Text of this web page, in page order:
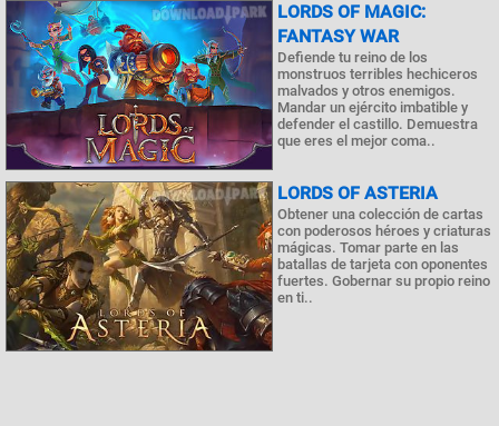
LORDS OF MAGIC:
FANTASY WAR
Defiende tu reino de los
monstruos terribles hechiceros
malvados y otros enemigos.
Mandar un ejército imbatible y
defender el castillo. Demuestra
que eres el mejor coma..
LORDS OF ASTERIA
Obtener una colección de cartas
con poderosos héroes y criaturas
mágicas. Tomar parte en las
batallas de tarjeta con oponentes
fuertes. Gobernar su propio reino
en ti..